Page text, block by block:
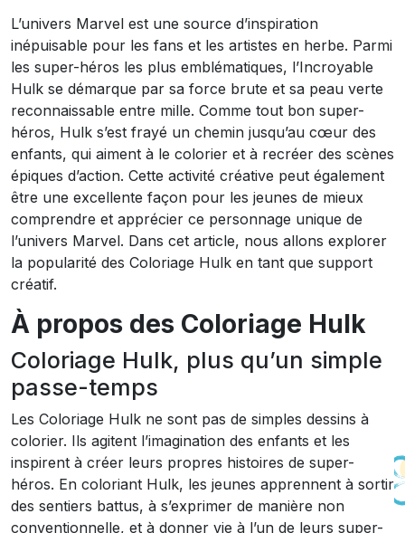
L’univers Marvel est une source d’inspiration
inépuisable pour les fans et les artistes en herbe. Parmi
les super-héros les plus emblématiques, l’Incroyable
Hulk se démarque par sa force brute et sa peau verte
reconnaissable entre mille. Comme tout bon super-
héros, Hulk s’est frayé un chemin jusqu’au cœur des
enfants, qui aiment à le colorier et à recréer des scènes
épiques d’action. Cette activité créative peut également
être une excellente façon pour les jeunes de mieux
comprendre et apprécier ce personnage unique de
l’univers Marvel. Dans cet article, nous allons explorer
la popularité des Coloriage Hulk en tant que support
créatif.
À propos des Coloriage Hulk
Coloriage Hulk, plus qu’un simple
passe-temps
Les Coloriage Hulk ne sont pas de simples dessins à
colorier. Ils agitent l’imagination des enfants et les
inspirent à créer leurs propres histoires de super-
héros. En coloriant Hulk, les jeunes apprennent à sortir
des sentiers battus, à s’exprimer de manière non
conventionnelle, et à donner vie à l’un de leurs super-